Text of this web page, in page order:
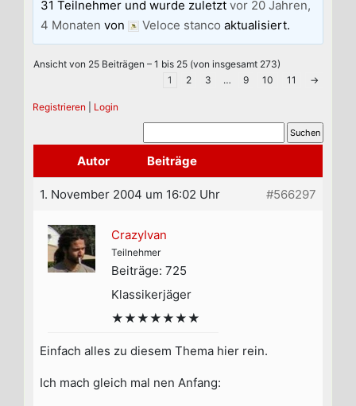
31 Teilnehmer und wurde zuletztvor 20 Jahren,
4 Monaten von Veloce stanco aktualisiert.
Ansicht von 25 Beiträgen – 1 bis 25 (von insgesamt 273)
1
2 3 … 9 10 11 →
Registrieren Login
Autor Beiträge
1. November 2004 um 16:02 Uhr #566297
CrazyIvan
Teilnehmer
Beiträge: 725
Klassikerjäger
★★★★★★★
Einfach alles zu diesem Thema hier rein.
Ich mach gleich mal nen Anfang: